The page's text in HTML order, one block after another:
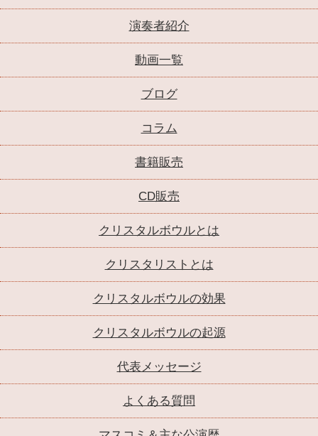
演奏者紹介
動画一覧
ブログ
コラム
書籍販売
CD販売
クリスタルボウルとは
クリスタリストとは
クリスタルボウルの効果
クリスタルボウルの起源
代表メッセージ
よくある質問